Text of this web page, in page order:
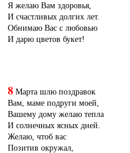
Я желаю Вам здоровья,
И счастливых долгих лет.
Обнимаю Вас с любовью
И дарю цветов букет!
8Марта шлю поздравок
Вам, маме подруги моей,
Вашему дому желаю тепла
И солнечных ясных дней.
Желаю, чтоб вас
Позитив окружал,